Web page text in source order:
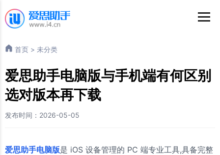
首页 > 未分类
爱思助手电脑版与手机端有何区别
选对版本再下载
发布时间：2026-05-05
爱思助手电脑版是 iOS 设备管理的 PC 端专业工具,具备完整